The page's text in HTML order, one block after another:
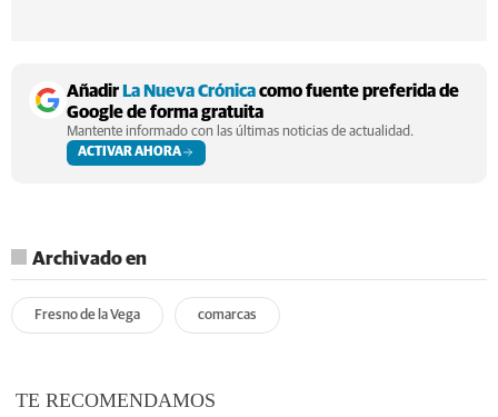
AñadirLa Nueva Crónicacomo fuente preferida de
Google de forma gratuita
Mantente informado con las últimas noticias de actualidad.
ACTIVAR AHORA
Archivado en
Fresno de la Vega comarcas
TE RECOMENDAMOS